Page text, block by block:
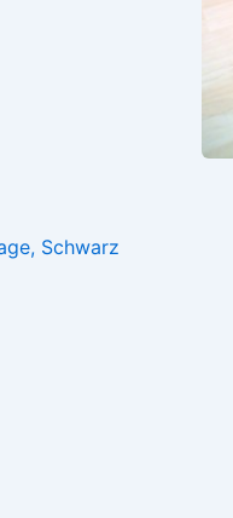
Schwarz